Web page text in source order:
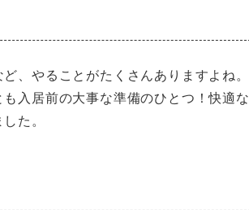
、やることがたくさんありますよね。
入居前の大事な準備のひとつ！快適な
た。